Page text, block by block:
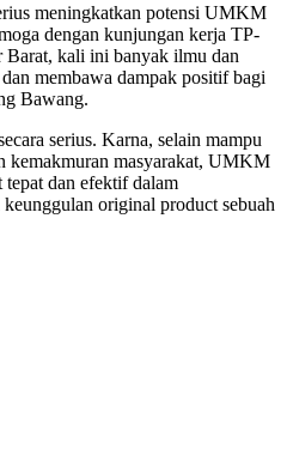
meningkatkan potensi UMKM
dengan kunjungan kerja TP-
kali ini banyak ilmu dan
membawa dampak positif bagi
Bawang.
serius. Karna, selain mampu
kemakmuran masyarakat, UMKM
tepat dan efektif dalam
original product sebuah